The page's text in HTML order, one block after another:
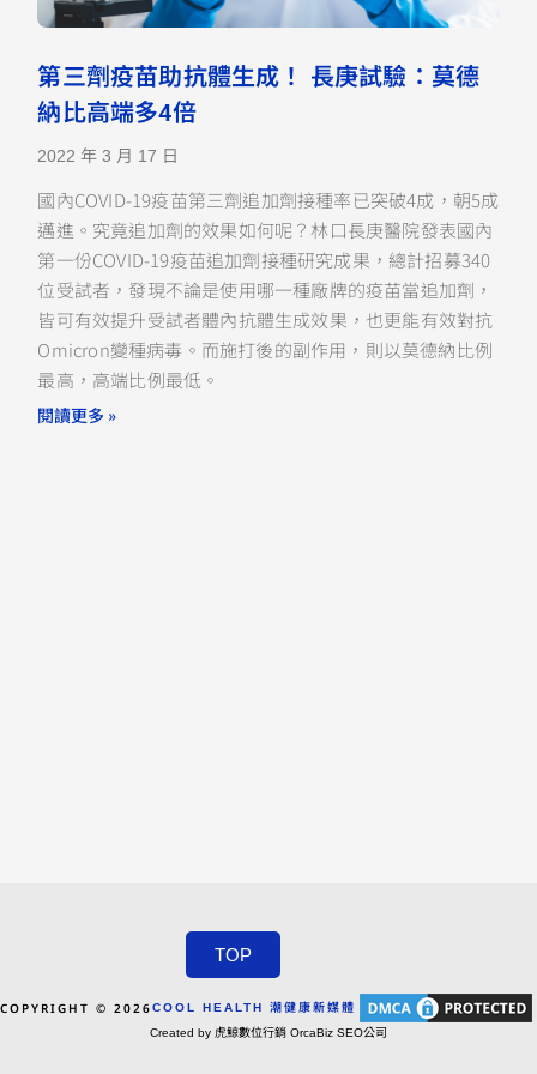
第三劑疫苗助抗體生成！ 長庚試驗：莫德
納比高端多4倍
2022 年 3 月 17 日
國內COVID-19疫苗第三劑追加劑接種率已突破4成，朝5成
邁進。究竟追加劑的效果如何呢？林口長庚醫院發表國內
第一份COVID-19疫苗追加劑接種研究成果，總計招募340
位受試者，發現不論是使用哪一種廠牌的疫苗當追加劑，
皆可有效提升受試者體內抗體生成效果，也更能有效對抗
Omicron變種病毒。而施打後的副作用，則以莫德納比例
最高，高端比例最低。
閱讀更多 »
TOP
COPYRIGHT © 2026COOL HEALTH 潮健康新媒體
Created by 虎鯨數位行銷 OrcaBiz SEO公司